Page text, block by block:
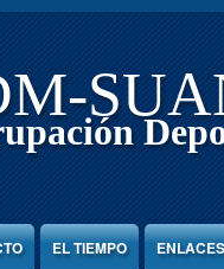
EL TIEMPO ENLACES